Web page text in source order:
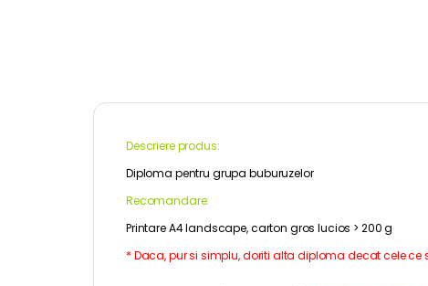
Descriere produs:
Diploma pentru grupa buburuzelor
Recomandare:
Printare A4 landscape, carton gros lucios > 200 g
* Daca, pur si simplu, doriti alta diploma decat cele